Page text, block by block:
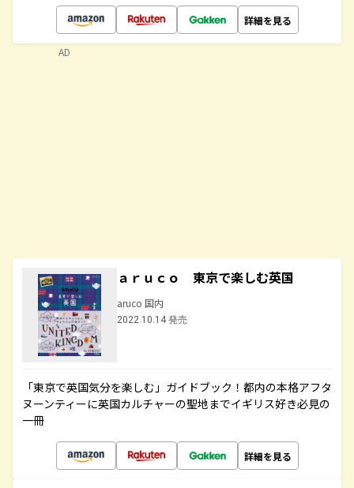
詳細を見る
ａｒｕｃｏ 東京で楽しむ英国
aruco 国内
2022.10.14 発売
「東京で英国気分を楽しむ」ガイドブック！都内の本格アフタ
ヌーンティーに英国カルチャーの聖地までイギリス好き必見の
一冊
詳細を見る
AD